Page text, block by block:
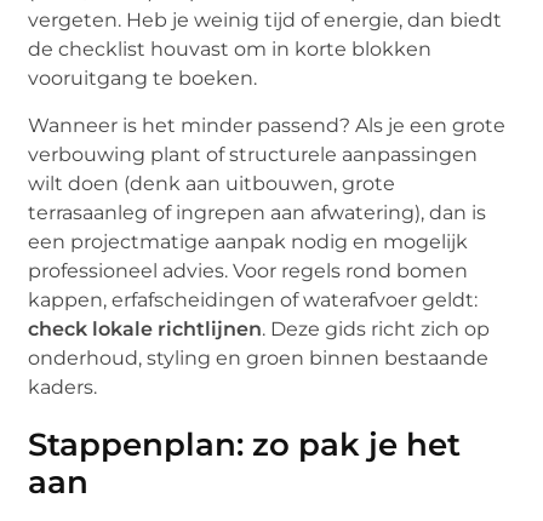
vergeten. Heb je weinig tijd of energie, dan biedt
de checklist houvast om in korte blokken
vooruitgang te boeken.
Wanneer is het minder passend? Als je een grote
verbouwing plant of structurele aanpassingen
wilt doen (denk aan uitbouwen, grote
terrasaanleg of ingrepen aan afwatering), dan is
een projectmatige aanpak nodig en mogelijk
professioneel advies. Voor regels rond bomen
kappen, erfafscheidingen of waterafvoer geldt:
check lokale richtlijnen. Deze gids richt zich op
onderhoud, styling en groen binnen bestaande
kaders.
Stappenplan: zo pak je het
aan